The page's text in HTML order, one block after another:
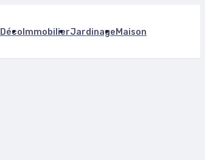
DécoImmobilierJardinageMaison